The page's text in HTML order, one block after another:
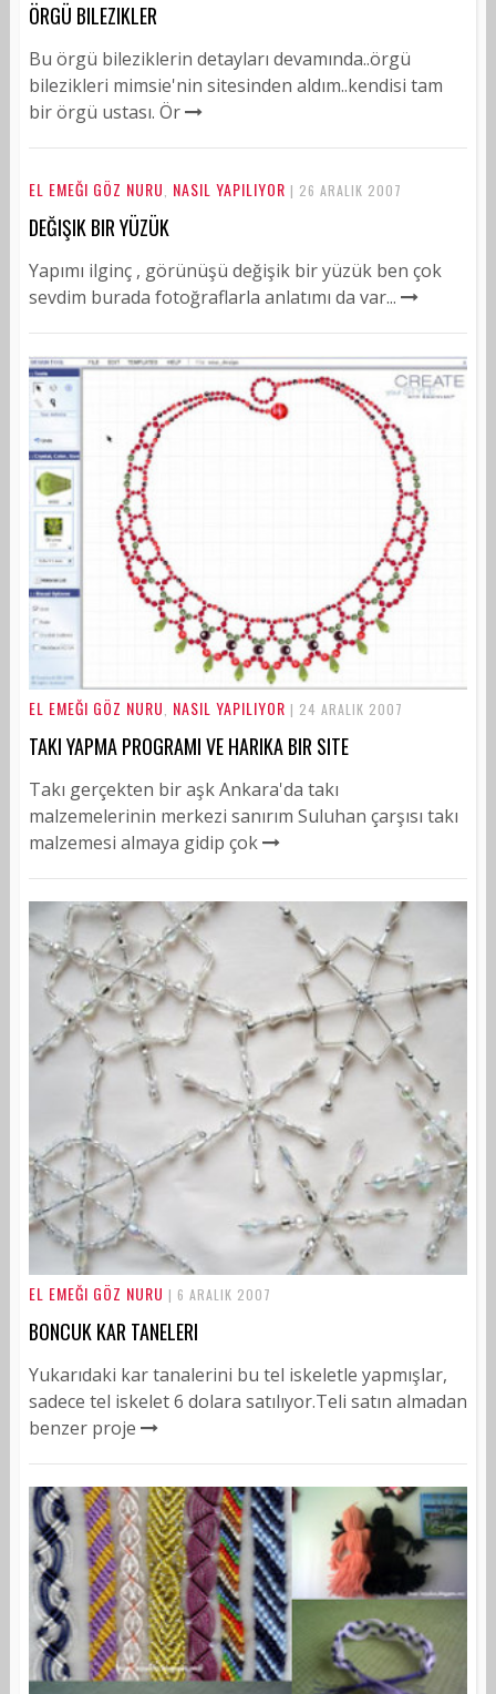
ÖRGÜ BILEZIKLER
Bu örgü bileziklerin detayları devamında..örgü
bilezikleri mimsie'nin sitesinden aldım..kendisi tam
bir örgü ustası. Ör
EL EMEĞI GÖZ NURU NASIL YAPILIYOR | 26 ARALIK 2007
DEĞIŞIK BIR YÜZÜK
Yapımı ilginç , görünüşü değişik bir yüzük ben çok
sevdim burada fotoğraflarla anlatımı da var...
EL EMEĞI GÖZ NURU NASIL YAPILIYOR | 24 ARALIK 2007
TAKI YAPMA PROGRAMI VE HARIKA BIR SITE
Takı gerçekten bir aşk Ankara'da takı
malzemelerinin merkezi sanırım Suluhan çarşısı takı
malzemesi almaya gidip çok
EL EMEĞI GÖZ NURU | 6 ARALIK 2007
BONCUK KAR TANELERI
Yukarıdaki kar tanalerini bu tel iskeletle yapmışlar,
sadece tel iskelet 6 dolara satılıyor.Teli satın almadan
benzer proje